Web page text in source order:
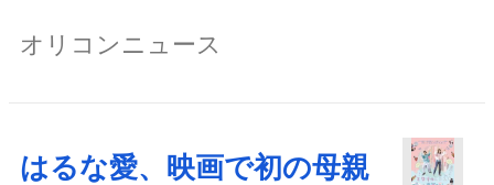
オリコンニュース
はるな愛、映画で初の母親